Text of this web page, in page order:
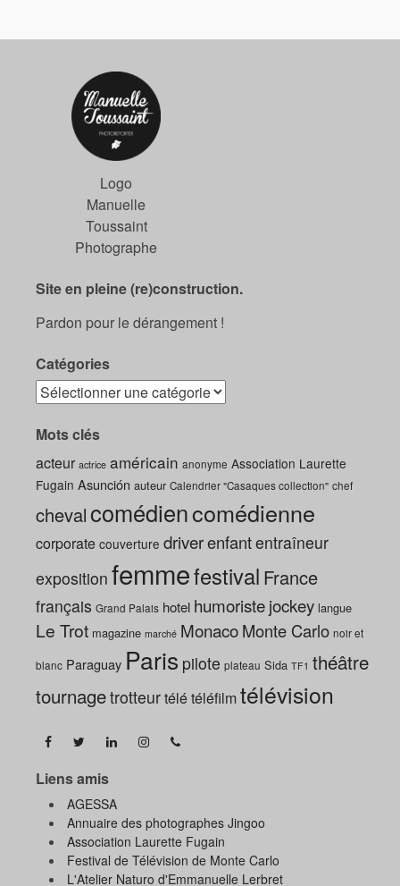
Logo
Manuelle
Toussaint
Photographe
Site en pleine (re)construction.
Pardon pour le dérangement !
Catégories
Mots clés
acteur actrice américain anonyme Association Laurette
Fugain Asunción auteur Calendrier "Casaques collection" chef
chevalcomédiencomédienne
corporate couverture driverenfantentraîneur
exposition femmefestival France
français Grand Palais hotel humoristejockey langue
Le Trot magazine marché MonacoMonte Carlo noir et
blanc Paraguay Paris pilote plateau Sida TF1 théâtre
tournagetrotteurtélétéléfilmtélévision
Liens amis
AGESSA
Annuaire des photographes Jingoo
Association Laurette Fugain
Festival de Télévision de Monte Carlo
L'Atelier Naturo d'Emmanuelle Lerbret